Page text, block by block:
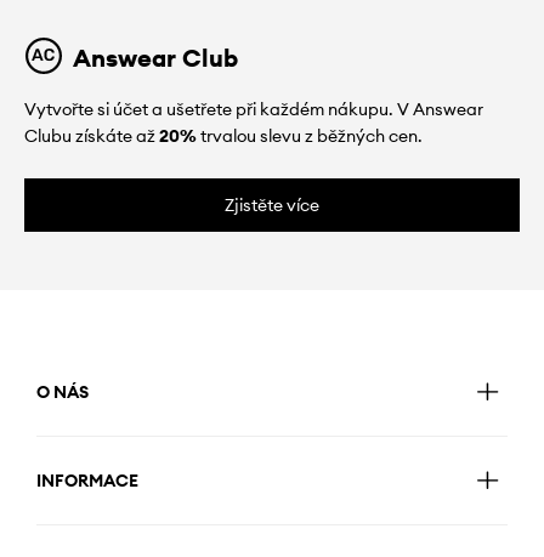
Answear Club
Vytvořte si účet a ušetřete při každém nákupu. V Answear
Clubu získáte až20%trvalou slevu z běžných cen.
Zjistěte více
O NÁS
INFORMACE